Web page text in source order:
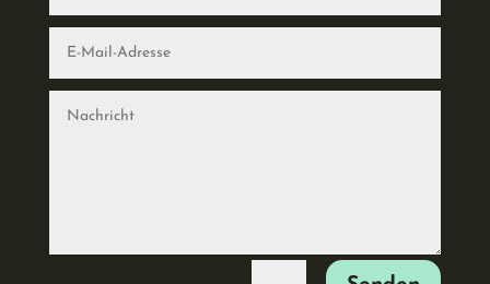
E-
Mail-
Adresse
Nachricht